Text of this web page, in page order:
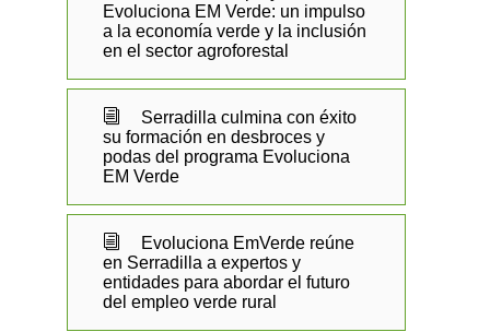
Evoluciona EM Verde: un impulso
a la economía verde y la inclusión
en el sector agroforestal
i
su formación en desbroces y
podas del programa Evoluciona
EM Verde
i
en Serradilla a expertos y
entidades para abordar el futuro
del empleo verde rural